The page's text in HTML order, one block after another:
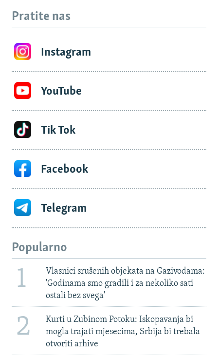
Pratite nas
Instagram
YouTube
Tik Tok
Facebook
Telegram
Popularno
1
Vlasnici srušenih objekata na Gazivodama:
'Godinama smo gradili i za nekoliko sati
ostali bez svega'
2
Kurti u Zubinom Potoku: Iskopavanja bi
mogla trajati mjesecima, Srbija bi trebala
otvoriti arhive